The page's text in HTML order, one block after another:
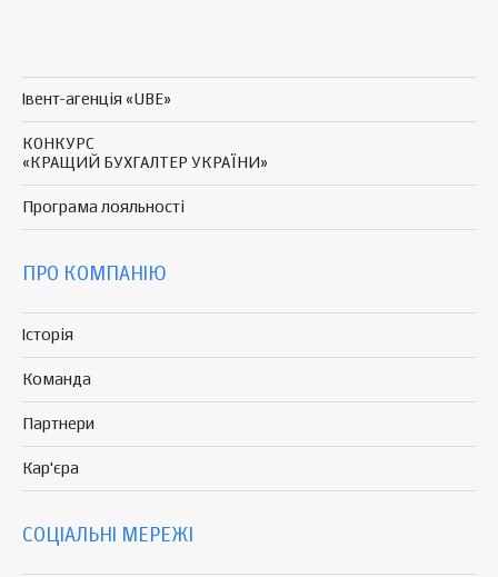
Івент-агенція «UBE»
КОНКУРС
«КРАЩИЙ БУХГАЛТЕР УКРАЇНИ»
Програма лояльності
ПРО КОМПАНІЮ
Історія
Команда
Партнери
Кар'єра
СОЦІАЛЬНІ МЕРЕЖІ